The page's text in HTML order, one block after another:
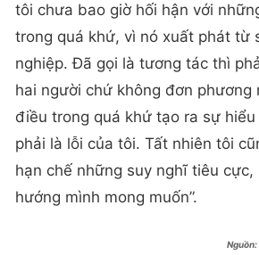
tôi chưa bao giờ hối hận với
trong quá khứ, vì nó xuất phát từ
nghiệp. Đã gọi là tương tác thì
hai người chứ không đơn phương
điều trong quá khứ tạo ra sự
phải là lỗi của tôi. Tất nhiên tôi
hạn chế những suy nghĩ tiêu cực,
hướng mình mong muốn”.